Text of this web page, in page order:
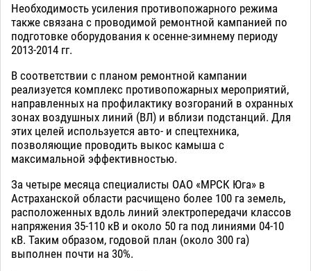
Необходимость усиления противопожарного режима
также связана с проводимой ремонтной кампанией по
подготовке оборудования к осенне-зимнему периоду
2013-2014 гг.
В соответствии с планом ремонтной кампании
реализуется комплекс противопожарных мероприятий,
направленных на профилактику возгораний в охранных
зонах воздушных линий (ВЛ) и вблизи подстанций. Для
этих целей используется авто- и спецтехника,
позволяющие проводить выкос камыша с
максимальной эффективностью.
За четыре месяца специалисты ОАО «МРСК Юга» в
Астраханской области расчищено более 100 га земель,
расположенных вдоль линий электропередачи классов
напряжения 35-110 кВ и около 50 га под линиями 04-10
кВ. Таким образом, годовой план (около 300 га)
выполнен почти на 30%.